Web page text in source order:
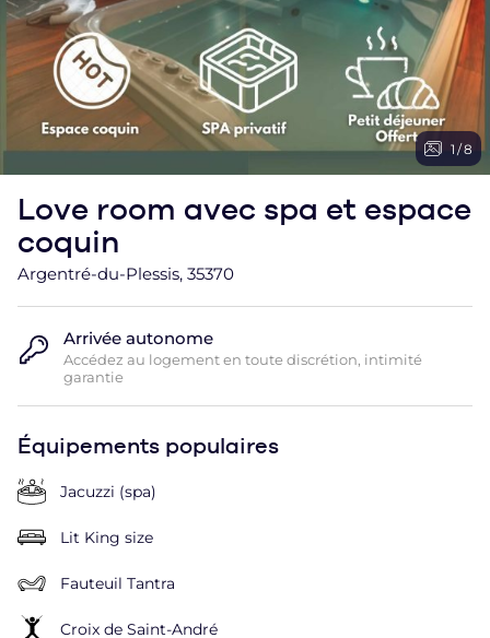
1 /8
Love room avec spa et espace
coquin
Argentré-du-Plessis, 35370
Arrivée autonome
Accédez au logement en toute discrétion, intimité
garantie
Équipements populaires
Jacuzzi (spa)
Lit King size
Fauteuil Tantra
Croix de Saint-André